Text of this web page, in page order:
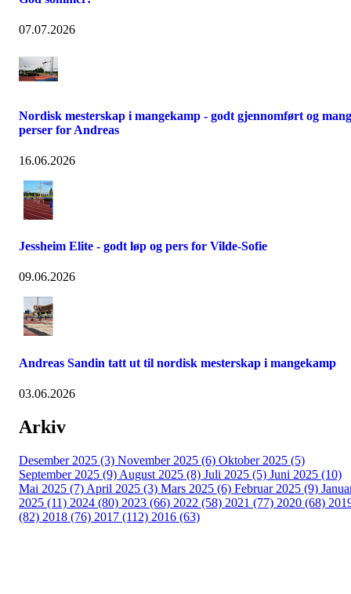
07.07.2026
Nordisk mesterskap i mangekamp - godt gjennomført og
perser for Andreas
16.06.2026
Jessheim Elite - godt løp og pers for Vilde-Sofie
09.06.2026
Andreas Sandin tatt ut til nordisk mesterskap i mangekamp
03.06.2026
Arkiv
Desember 2025 (3) November 2025 (6) Oktober 2025 (5)
September 2025 (9) August 2025 (8) Juli 2025 (5) Juni 2025 (10)
Mai 2025 (7) April 2025 (3) Mars 2025 (6) Februar 2025 (9)
2025 (11) 2024 (80) 2023 (66) 2022 (58) 2021 (77) 2020 (68)
(82) 2018 (76) 2017 (112) 2016 (63)